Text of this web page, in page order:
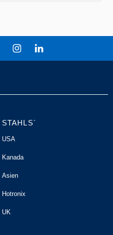
STAHLS´
USA
Kanada
Asien
Hotronix
UK